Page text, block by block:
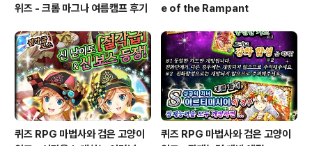
위즈 - 크롬 마그나 여름캠프 후기
e of the Rampant
퀴즈 RPG 마법사와 검은 고양이
퀴즈 RPG 마법사와 검은 고양이